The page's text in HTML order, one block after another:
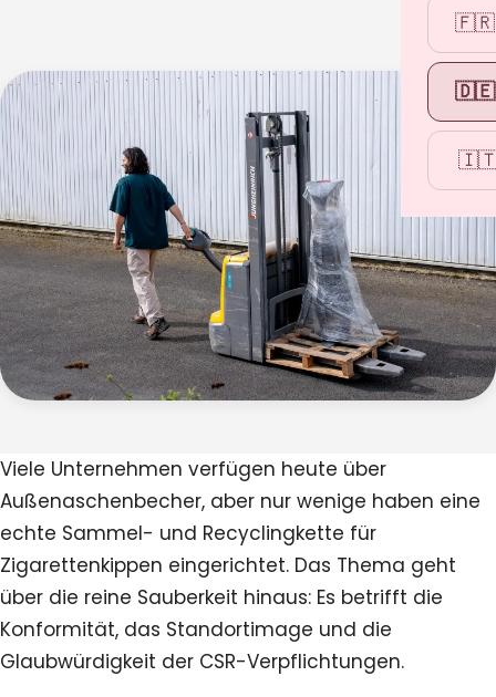
🇫🇷
🇩🇪
Viele Unternehmen verfügen heute über
Außenaschenbecher, aber nur wenige haben eine
echte Sammel- und Recyclingkette für
Zigarettenkippen eingerichtet. Das Thema geht
über die reine Sauberkeit hinaus: Es betrifft die
Konformität, das Standortimage und die
Glaubwürdigkeit der CSR-Verpflichtungen.